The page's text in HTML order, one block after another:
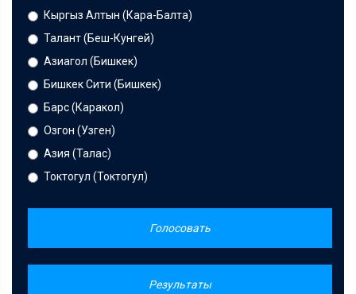
Кыргыз Алтын (Кара-Балта)
Талант (Беш-Кунгей)
Азиагол (Бишкек)
Бишкек Сити (Бишкек)
Барс (Каракол)
Озгон (Узген)
Азия (Талас)
Токтогул (Токтогул)
Голосовать
Результаты